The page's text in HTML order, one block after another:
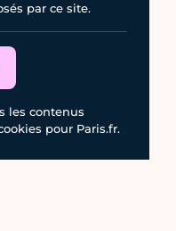
par ce site.
les contenus
pour Paris.fr.